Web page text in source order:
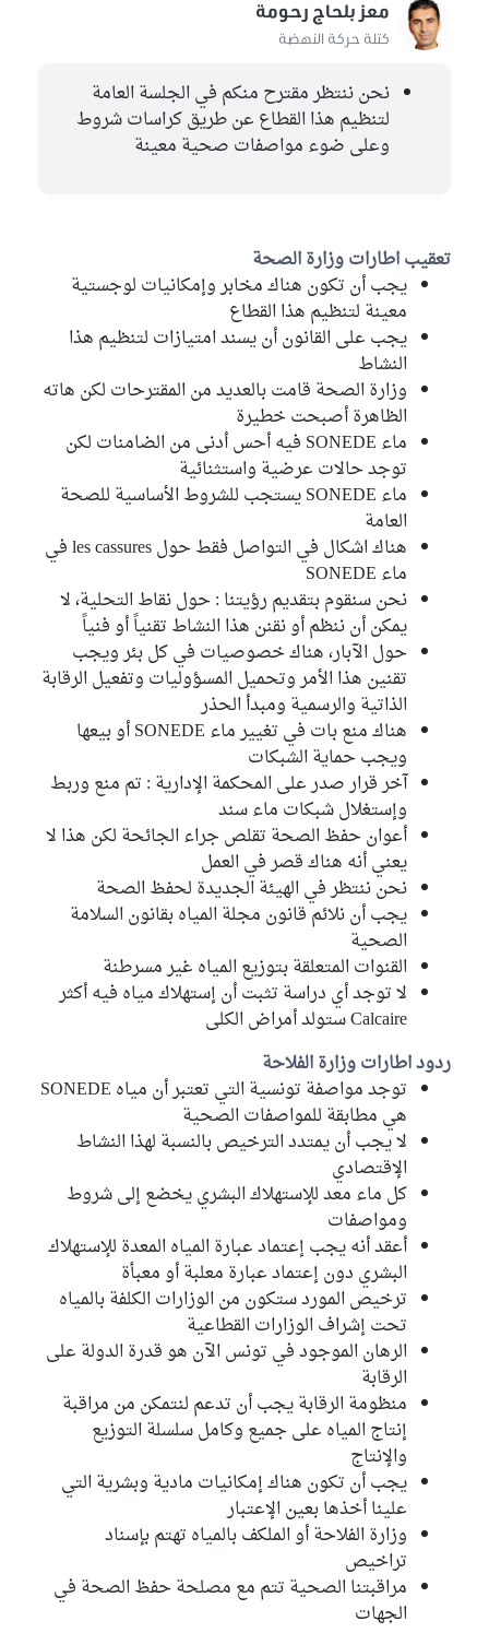
معز بلحاج رحومة
كتلة حركة النهضة
نحن ننتظر مقترح منكم في الجلسة العامة
لتنظيم هذا القطاع عن طريق كراسات شروط
وعلى ضوء مواصفات صحية معينة
تعقيب اطارات وزارة الصحة
يجب أن تكون هناك مخابر وإمكانيات لوجستية
معينة لتنظيم هذا القطاع
يجب على القانون أن يسند امتيازات لتنظيم هذا
النشاط
وزارة الصحة قامت بالعديد من المقترحات لكن هاته
الظاهرة أصبحت خطيرة
ماء SONEDE فيه أحس أدنى من الضامنات لكن
توجد حالات عرضية واستثنائية
ماء SONEDE يستجب للشروط الأساسية للصحة
العامة
هناك اشكال في التواصل فقط حول les cassures في
ماء SONEDE
نحن سنقوم بتقديم رؤيتنا : حول نقاط التحلية، لا
يمكن أن ننظم أو نقنن هذا النشاط تقنياً أو فنياً
حول الآبار، هناك خصوصيات في كل بئر ويجب
تقنين هذا الأمر وتحميل المسؤوليات وتفعيل الرقابة
الذاتية والرسمية ومبدأ الحذر
هناك منع بات في تغيير ماء SONEDE أو بيعها
ويجب حماية الشبكات
آخر قرار صدر على المحكمة الإدارية : تم منع وربط
وإستغلال شبكات ماء سند
أعوان حفظ الصحة تقلص جراء الجائحة لكن هذا لا
يعني أنه هناك قصر في العمل
نحن ننتظر في الهيئة الجديدة لحفظ الصحة
يجب أن نلائم قانون مجلة المياه بقانون السلامة
الصحية
القنوات المتعلقة بتوزيع المياه غير مسرطنة
لا توجد أي دراسة تثبت أن إستهلاك مياه فيه أكثر
Calcaire ستولد أمراض الكلى
ردود اطارات وزارة الفلاحة
توجد مواصفة تونسية التي تعتبر أن مياه SONEDE
هي مطابقة للمواصفات الصحية
لا يجب أن يمتدد الترخيص بالنسبة لهذا النشاط
الإقتصادي
كل ماء معد للإستهلاك البشري يخضع إلى شروط
ومواصفات
أعقد أنه يجب إعتماد عبارة المياه المعدة للإستهلاك
البشري دون إعتماد عبارة معلبة أو معبأة
ترخيص المورد ستكون من الوزارات الكلفة بالمياه
تحت إشراف الوزارات القطاعية
الرهان الموجود في تونس الآن هو قدرة الدولة على
الرقابة
منظومة الرقابة يجب أن تدعم لنتمكن من مراقبة
إنتاج المياه على جميع وكامل سلسلة التوزيع
والإنتاج
يجب أن تكون هناك إمكانيات مادية وبشرية التي
علينا أخذها بعين الإعتبار
وزارة الفلاحة أو الملكف بالمياه تهتم بإسناد
تراخيص
مراقبتنا الصحية تتم مع مصلحة حفظ الصحة في
الجهات